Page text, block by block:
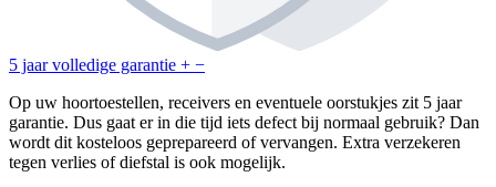
5 jaar volledige garantie + −
Op uw hoortoestellen, receivers en eventuele oorstukjes zit 5 jaar
garantie. Dus gaat er in die tijd iets defect bij normaal gebruik? Dan
wordt dit kosteloos geprepareerd of vervangen. Extra verzekeren
tegen verlies of diefstal is ook mogelijk.